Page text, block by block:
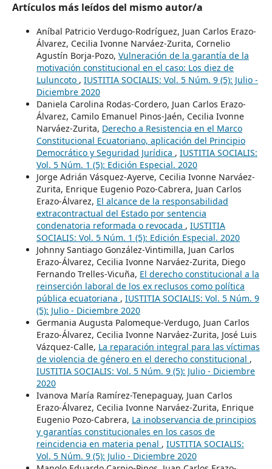
Artículos más leídos del mismo autor/a
Aníbal Patricio Verdugo-Rodríguez, Juan Carlos Erazo-
Álvarez, Cecilia Ivonne Narváez-Zurita, Cornelio
Agustín Borja-Pozo, Vulneración de la garantía de la
motivación constitucional en el caso: Los diez de
Luluncoto , IUSTITIA SOCIALIS: Vol. 5 Núm. 9 (5): Julio -
Diciembre 2020
Daniela Carolina Rodas-Cordero, Juan Carlos Erazo-
Álvarez, Camilo Emanuel Pinos-Jaén, Cecilia Ivonne
Narváez-Zurita, Derecho a Resistencia en el Marco
Constitucional Ecuatoriano, aplicación del Principio
Democrático y Seguridad Jurídica , IUSTITIA SOCIALIS:
Vol. 5 Núm. 1 (5): Edición Especial. 2020
Jorge Adrián Vásquez-Ayerve, Cecilia Ivonne Narváez-
Zurita, Enrique Eugenio Pozo-Cabrera, Juan Carlos
Erazo-Álvarez, El alcance de la responsabilidad
extracontractual del Estado por sentencia
condenatoria reformada o revocada , IUSTITIA
SOCIALIS: Vol. 5 Núm. 1 (5): Edición Especial. 2020
Johnny Santiago González-Vintimilla, Juan Carlos
Erazo-Álvarez, Cecilia Ivonne Narváez-Zurita, Diego
Fernando Trelles-Vicuña, El derecho constitucional a la
reinserción laboral de los ex reclusos como política
pública ecuatoriana , IUSTITIA SOCIALIS: Vol. 5 Núm. 9
(5): Julio - Diciembre 2020
Germania Augusta Palomeque-Verdugo, Juan Carlos
Erazo-Álvarez, Cecilia Ivonne Narváez-Zurita, José Luis
Vázquez-Calle, La reparación integral para las víctimas
de violencia de género en el derecho constitucional ,
IUSTITIA SOCIALIS: Vol. 5 Núm. 9 (5): Julio - Diciembre
2020
Ivanova María Ramírez-Tenepaguay, Juan Carlos
Erazo-Álvarez, Cecilia Ivonne Narváez-Zurita, Enrique
Eugenio Pozo-Cabrera, La inobservancia de principios
y garantías constitucionales en los casos de
reincidencia en materia penal , IUSTITIA SOCIALIS:
Vol. 5 Núm. 9 (5): Julio - Diciembre 2020